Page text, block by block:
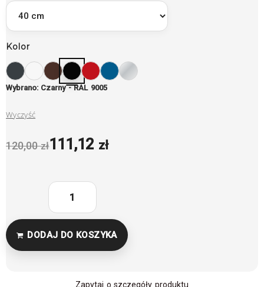
Kolor
Wybrano: Czarny - RAL 9005
Wyczyść
120,00zł111,12 zł
DODAJ DO KOSZYKA
Zapytaj o szczegóły produktu